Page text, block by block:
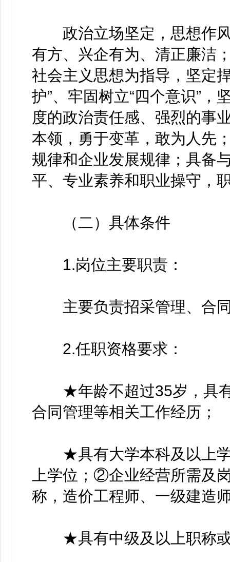
政治立场坚定，思想作风
有方、兴企有为、清正廉洁
社会主义思想为指导，坚定
护”、牢固树立“四个意识”
度的政治责任感、强烈的事
本领，勇于变革，敢为人先
规律和企业发展规律；具备
平、专业素养和职业操守，
（二）具体条件
1.岗位主要职责：
主要负责招采管理、合同
2.任职资格要求：
★年龄不超过35岁，具有
合同管理等相关工作经历；
★具有大学本科及以上学
上学位；②企业经营所需及
称，造价工程师、一级建造
★具有中级及以上职称或